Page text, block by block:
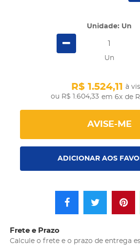
Unidade: Un
Un
R$ 1.604,33
R$ 1.524,11
à
em 6x de
AVISE-ME
ADICIONAR AOS
Frete e Prazo
Calcule o frete e o prazo de entrega